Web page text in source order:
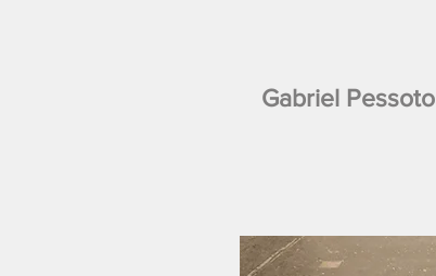
Gabriel Pessoto